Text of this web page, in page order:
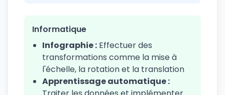
Informatique
Infographie : Effectuer des
transformations comme la mise à
l'échelle, la rotation et la translation
Apprentissage automatique :